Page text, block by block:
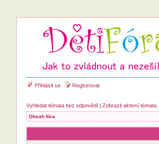
Přihlásit se Registrovat
Vyhledat témata bez odpovědí| Zobrazit aktivní témata
Obsah fóra